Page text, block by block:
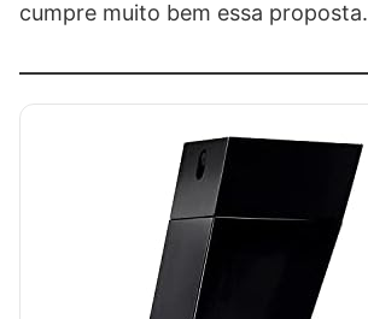
cumpre muito bem essa proposta.